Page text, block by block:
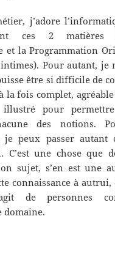
j’adore
ces 2
et la Programmation
Pour autant, je
être si difficile de
la fois complet,
illustré pour
des notions.
je peux passer autant
C’est une chose que
sujet, s’en est une
connaissance à
de personnes
domaine.